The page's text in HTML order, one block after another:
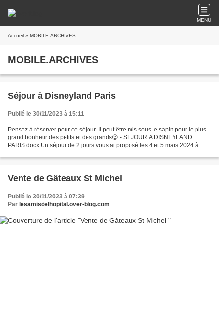
MENU
Accueil » MOBILE.ARCHIVES
MOBILE.ARCHIVES
Séjour à Disneyland Paris
Publié le 30/11/2023 à 15:11
Pensez à réserver pour ce séjour. Il peut être mis sous le sapin pour le plus
grand bonheur des petits et des grands😉 - SEJOUR A DISNEYLAND
PARIS.docx Un séjour de 2 jours vous ai proposé les 4 et 5 mars 2024 à
Vente de Gâteaux St Michel
Publié le 30/11/2023 à 07:39
Par lesamisdelhopital.over-blog.com